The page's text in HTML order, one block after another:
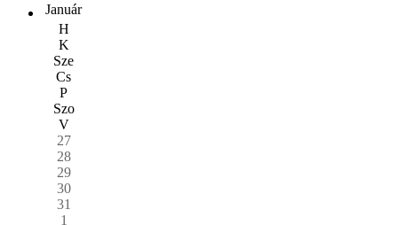
Január
H
K
Sze
Cs
P
Szo
V
27
28
29
30
31
1